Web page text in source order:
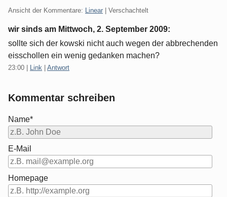
Ansicht der Kommentare: Linear | Verschachtelt
wir sinds am Mittwoch, 2. September 2009:
sollte sich der kowski nicht auch wegen der abbrechenden
eisschollen ein wenig gedanken machen?
23:00 Link Antwort
Kommentar schreiben
Name*
E-Mail
Homepage